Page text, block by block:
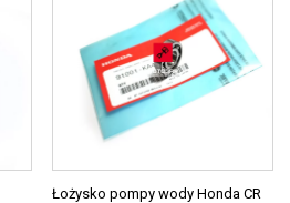
Łożysko pompy wody Honda CR